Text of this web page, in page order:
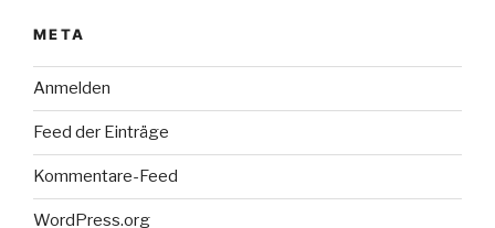
META
Anmelden
Feed der Einträge
Kommentare-Feed
WordPress.org